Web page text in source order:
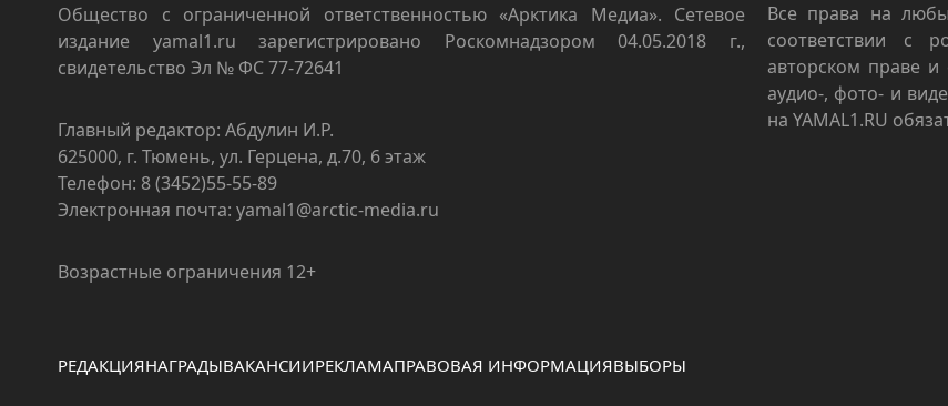
Общество с ограниченной ответственностью «Арктика Медиа». Сетевое
издание yamal1.ru зарегистрировано Роскомнадзором 04.05.2018 г.,
свидетельство Эл № ФС 77-72641
Главный редактор: Абдулин И.Р.
625000, г. Тюмень, ул. Герцена, д.70, 6 этаж
Телефон: 8 (3452)55-55-89
Электронная почта: yamal1@arctic-media.ru
Возрастные ограничения 12+
Все права на
соответствии с
авторском праве
аудио-, фото- и
на YAMAL1.RU
РЕДАКЦИЯНАГРАДЫВАКАНСИИРЕКЛАМАПРАВОВАЯ ИНФОРМАЦИЯВЫБОРЫ